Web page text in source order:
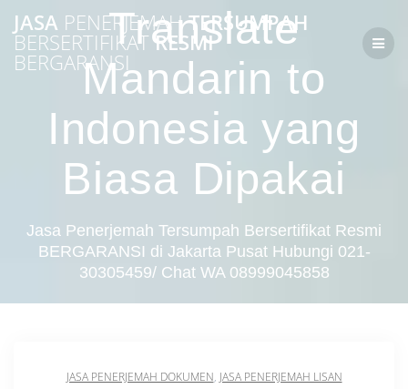
to
content
JASA PENERJEMAHTERSUMPAH
BERSERTIFIKATRESMI
BERGARANSI
Translate
Mandarin to
Indonesia yang
Biasa Dipakai
Jasa Penerjemah Tersumpah Bersertifikat Resmi
BERGARANSI di Jakarta Pusat Hubungi 021-
30305459/ Chat WA 08999045858
JASA PENERJEMAH DOKUMEN, JASA PENERJEMAH LISAN